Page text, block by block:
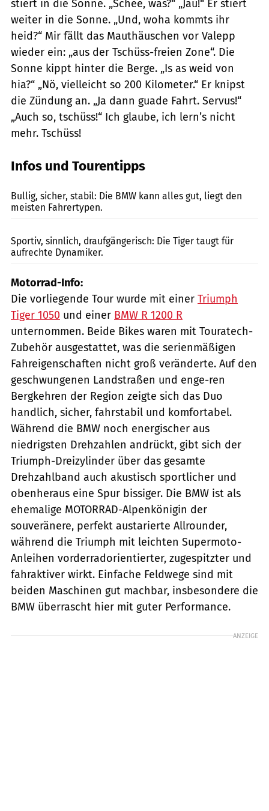
stiert in die Sonne. „Schee, was?“ „Jau!“ Er stiert
weiter in die Sonne. „Und, woha kommts ihr
heid?“ Mir fällt das Mauthäuschen vor Valepp
wieder ein: „aus der Tschüss-freien Zone“. Die
Sonne kippt hinter die Berge. „Is as weid von
hia?“ „Nö, vielleicht so 200 Kilometer.“ Er knipst
die Zündung an. „Ja dann guade Fahrt. Servus!“
„Auch so, tschüss!“ Ich glaube, ich lern’s nicht
mehr. Tschüss!
Infos und Tourentipps
Bullig, sicher, stabil: Die BMW kann alles gut, liegt den
meisten Fahrertypen.
Sportiv, sinnlich, draufgängerisch: Die Tiger taugt für
aufrechte Dynamiker.
Motorrad-Info:
Die vorliegende Tour wurde mit einer Triumph
Tiger 1050 und einer BMW R 1200 R
unternommen. Beide Bikes waren mit Touratech-
Zubehör ausgestattet, was die serienmäßigen
Fahreigenschaften nicht groß veränderte. Auf den
geschwungenen Landstraßen und enge-ren
Bergkehren der Region zeigte sich das Duo
handlich, sicher, fahrstabil und komfortabel.
Während die BMW noch energischer aus
niedrigsten Drehzahlen andrückt, gibt sich der
Triumph-Dreizylinder über das gesamte
Drehzahlband auch akustisch sportlicher und
obenheraus eine Spur bissiger. Die BMW ist als
ehemalige MOTORRAD-Alpenkönigin der
souveränere, perfekt austarierte Allrounder,
während die Triumph mit leichten Supermoto-
Anleihen vorderradorientierter, zugespitzter und
fahraktiver wirkt. Einfache Feldwege sind mit
beiden Maschinen gut machbar, insbesondere die
BMW überrascht hier mit guter Performance.
ANZEIGE